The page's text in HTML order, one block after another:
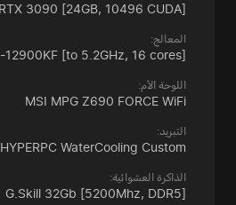
3090 [24GB, 10496 CUDA]
المعالج:
12900KF [to 5.2GHz, 16 cores]
اللوحة الأم:
MSI MPG Z690 FORCE WiFi
التبريد:
HYPERPC WaterCooling Custom
الذاكرة العشوائية:
G.Skill 32Gb [5200Mhz, DDR5]